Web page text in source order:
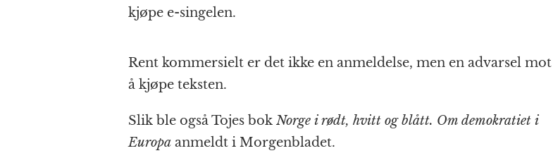
kjøpe e-singelen.
Rent kommersielt er det ikke en anmeldelse, men en advarsel mot
å kjøpe teksten.
Slik ble også Tojes bok Norge i rødt, hvitt og blått. Om demokratiet i
Europa anmeldt i Morgenbladet.